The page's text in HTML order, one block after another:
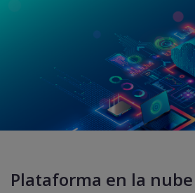
Plataforma en la nube